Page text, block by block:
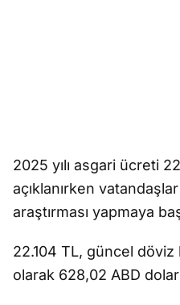
2025 yılı asgari ücreti
açıklanırken
araştırması yapmaya
22.104 TL, güncel
olarak 628,02 ABD